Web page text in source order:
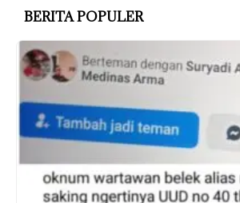
BERITA POPULER